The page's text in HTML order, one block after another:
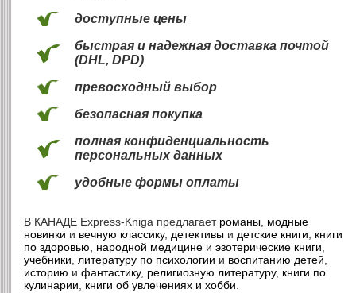
доступные цены
быстрая и надежная доставка почтой
(DHL, DPD)
превосходный выбор
безопасная покупка
полная конфиденциальность
персональных данных
удобные формы оплаты
В КАНАДЕ Express-Kniga предлагает романы, модные
новинки и вечную классику,детективы идетские книги, книги
по здоровью, народной медицине иэзотерические книги,
учебники,литературу по психологии и воспитанию детей,
историю ифантастику, религиозную литературу, книги по
кулинарии, книги об увлечениях и хобби.